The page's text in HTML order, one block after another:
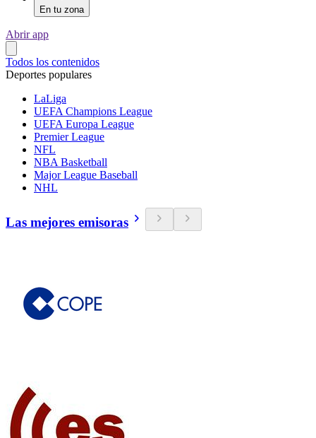
En tu zona
Abrir app
Todos los contenidos
Deportes populares
LaLiga
UEFA Champions League
UEFA Europa League
Premier League
NFL
NBA Basketball
Major League Baseball
NHL
Las mejores emisoras